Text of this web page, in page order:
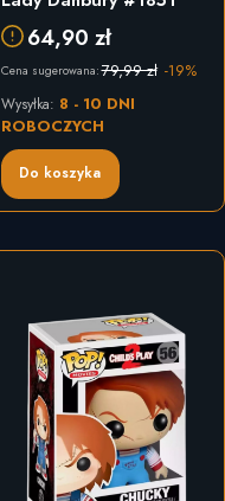
64,90 zł
Cena sugerowana:79,99 zł -19%
Do koszyka
Wysyłka: 8 - 10 DNI
ROBOCZYCH